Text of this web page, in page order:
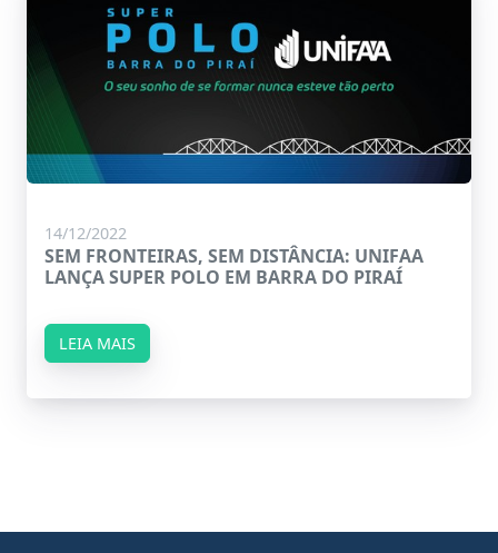
14/12/2022
SEM FRONTEIRAS, SEM DISTÂNCIA: UNIFAA
LANÇA SUPER POLO EM BARRA DO PIRAÍ
LEIA MAIS